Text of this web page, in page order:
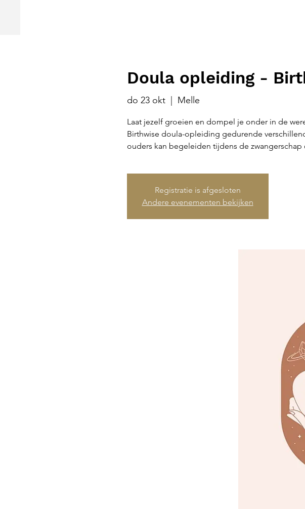
Doula opleiding -
do 23 okt
  |
Melle
Laat jezelf groeien en dompel je onder in de
Birthwise doula-opleiding gedurende
ouders kan begeleiden tijdens de
Registratie is afgesloten
Andere evenementen bekijken